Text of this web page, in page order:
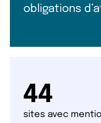
obligations
44
sites avec